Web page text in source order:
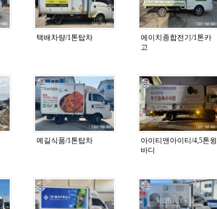
택배차량/1톤탑차
에이치종합전기/1톤카
고
예길식품/1톤탑차
아이티앤아이티/4,5톤윙
바디